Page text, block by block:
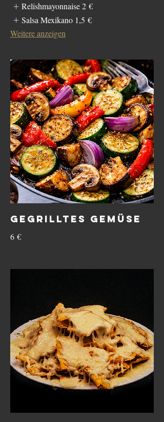
Relishmayonnaise 2 €
Salsa Mexikano 1,5 €
Weitere anzeigen
GEGRILLTES GEMÜSE
6 €